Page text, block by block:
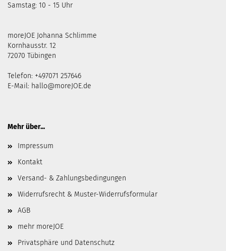
Samstag: 10 - 15 Uhr
moreJOE Johanna Schlimme
Kornhausstr. 12
72070 Tübingen
Telefon: +497071 257646
E-Mail: hallo@moreJOE.de
Mehr über...
Impressum
Kontakt
Versand- & Zahlungsbedingungen
Widerrufsrecht & Muster-Widerrufsformular
AGB
mehr moreJOE
Privatsphäre und Datenschutz